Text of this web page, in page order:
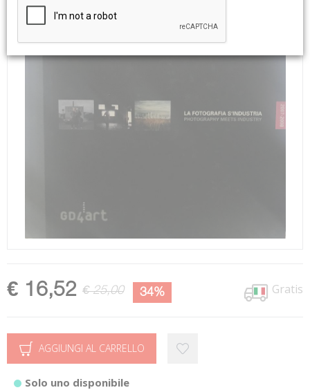
€ 16,52 € 25,00 34% Gratis
AGGIUNGI AL CARRELLO
Solo uno disponibile